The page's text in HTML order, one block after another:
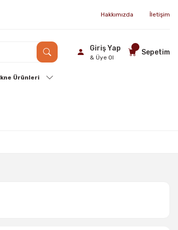
Hakkımızda İletişim
Giriş Yap
& Üye Ol
Sepetim
Ürünleri